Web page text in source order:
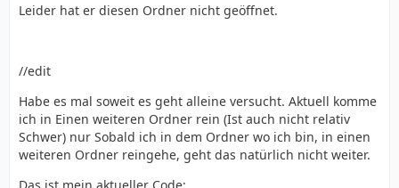
Leider hat er diesen Ordner nicht geöffnet.
//edit
Habe es mal soweit es geht alleine versucht. Aktuell komme
ich in Einen weiteren Ordner rein (Ist auch nicht relativ
Schwer) nur Sobald ich in dem Ordner wo ich bin, in einen
weiteren Ordner reingehe, geht das natürlich nicht weiter.